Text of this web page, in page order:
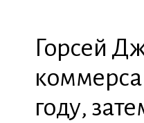
Горсей
году,